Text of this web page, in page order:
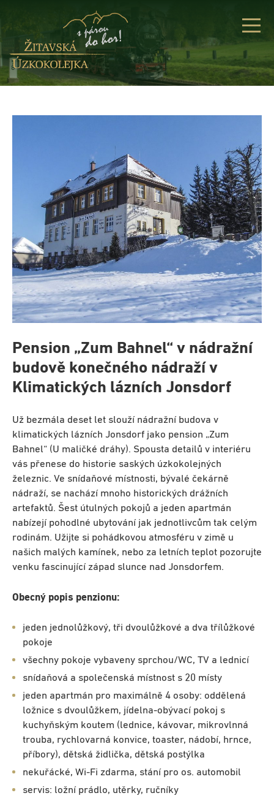
Pension „Zum Bahnel“ v nádražní
budově konečného nádraží v
Klimatických lázních Jonsdorf
Už bezmála deset let slouží nádražní budova v
klimatických lázních Jonsdorf jako pension „Zum
Bahnel“ (U maličké dráhy). Spousta detailů v interiéru
vás přenese do historie saských úzkokolejných
železnic. Ve snídaňové místnosti, bývalé čekárně
nádraží, se nachází mnoho historických drážních
artefaktů. Šest útulných pokojů a jeden apartmán
nabízejí pohodlné ubytování jak jednotlivcům tak celým
rodinám. Užijte si pohádkovou atmosféru v zimě u
našich malých kamínek, nebo za letních teplot pozorujte
venku fascinující západ slunce nad Jonsdorfem.
Obecný popis penzionu:
jeden jednolůžkový, tři dvoulůžkové a dva třílůžkové
pokoje
všechny pokoje vybaveny sprchou/WC, TV a lednicí
snídaňová a společenská místnost s 20 místy
jeden apartmán pro maximálně 4 osoby: oddělená
ložnice s dvoulůžkem, jídelna-obývací pokoj s
kuchyňským koutem (lednice, kávovar, mikrovlnná
trouba, rychlovarná konvice, toaster, nádobí, hrnce,
příbory), dětská židlička, dětská postýlka
nekuřácké, Wi-Fi zdarma, stání pro os. automobil
servis: ložní prádlo, utěrky, ručníky